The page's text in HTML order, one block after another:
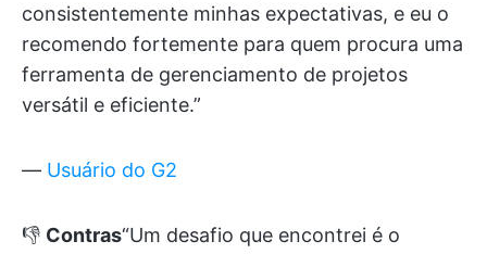
consistentemente minhas expectativas, e eu o
recomendo fortemente para quem procura uma
ferramenta de gerenciamento de projetos
versátil e eficiente.”
— Usuário do G2
👎 Contras“Um desafio que encontrei é o